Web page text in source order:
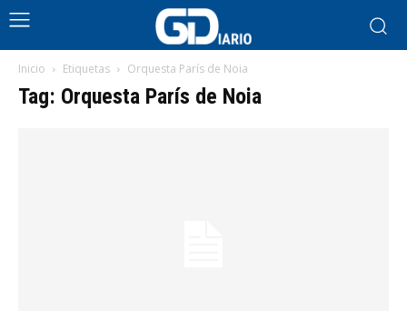
Inicio Etiquetas Orquesta París de Noia
Tag: Orquesta París de Noia